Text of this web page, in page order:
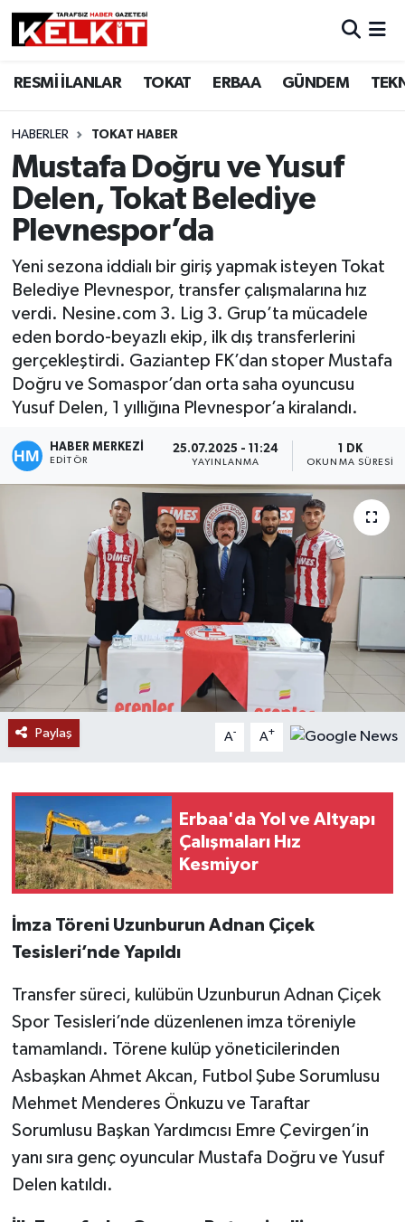
RESMİ İLANLAR TOKAT ERBAA GÜNDEM
HABERLER TOKAT HABER
Mustafa Doğru ve Yusuf
Delen, Tokat Belediye
Plevnespor’da
Yeni sezona iddialı bir giriş yapmak isteyen Tokat
Belediye Plevnespor, transfer çalışmalarına hız
verdi. Nesine.com 3. Lig 3. Grup’ta mücadele
eden bordo-beyazlı ekip, ilk dış transferlerini
gerçekleştirdi. Gaziantep FK’dan stoper Mustafa
Doğru ve Somaspor’dan orta saha oyuncusu
Yusuf Delen, 1 yıllığına Plevnespor’a kiralandı.
HABER MERKEZİ
EDITÖR
25.07.2025 - 11:24
YAYINLANMA
1 DK
OKUNMA SÜRESI
Paylaş A- A+
Erbaa'da Yol ve Altyapı
Çalışmaları Hız
Kesmiyor
İmza Töreni Uzunburun Adnan Çiçek
Tesisleri’nde Yapıldı
Transfer süreci, kulübün Uzunburun Adnan Çiçek
Spor Tesisleri’nde düzenlenen imza töreniyle
tamamlandı. Törene kulüp yöneticilerinden
Asbaşkan Ahmet Akcan, Futbol Şube Sorumlusu
Mehmet Menderes Önkuzu ve Taraftar
Sorumlusu Başkan Yardımcısı Emre Çevirgen’in
yanı sıra genç oyuncular Mustafa Doğru ve Yusuf
Delen katıldı.